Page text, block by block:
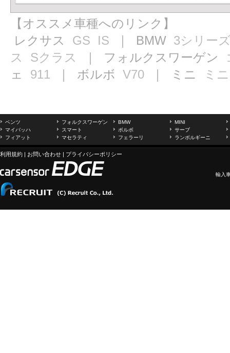
【オススメ車種へのリンク】
レクサス GS IS ｜ BMW 3シリー
ス
Sクラス ｜ フォルクスワーゲン
ェ 911 ｜ ボルボ V70 ｜ ミニ ミニ
ベンツ フォルクスワーゲン BMW
MINI
マイバッハ
スマート ボルボ
サーブ
フィアット
マセラティ フェラーリ ランボルギーニ
利用規約 | お問い合わせ | プライバシーポリシー
輸入